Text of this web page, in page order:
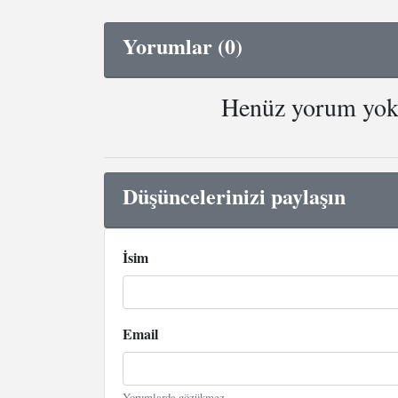
Yorumlar (0)
Henüz yorum
Düşüncelerinizi paylaşın
İsim
Email